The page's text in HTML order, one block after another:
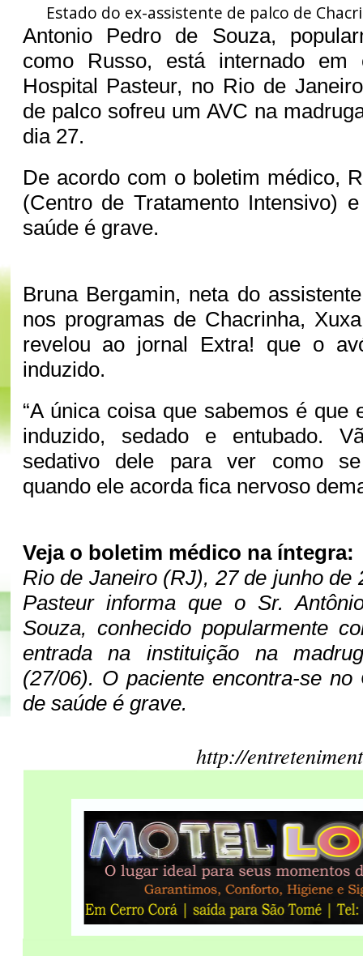
Estado do ex-assistente de palco de
Antonio Pedro de Souza,
como Russo, está internado em
Hospital Pasteur, no Rio de
de palco sofreu um AVC na
dia 27.
De acordo com o boletim médico,
(Centro de Tratamento Intensivo)
saúde é grave.
Bruna Bergamin, neta do
nos programas de Chacrinha,
revelou ao jornal Extra! que o
induzido.
“A única coisa que sabemos é que
induzido, sedado e entubado.
sedativo dele para ver como
quando ele acorda fica nervoso
Veja o boletim médico na íntegra:
Rio de Janeiro (RJ), 27 de junho de
Pasteur informa que o Sr.
Souza, conhecido popularmente
entrada na instituição na
(27/06). O paciente encontra-se
de saúde é grave.
http://